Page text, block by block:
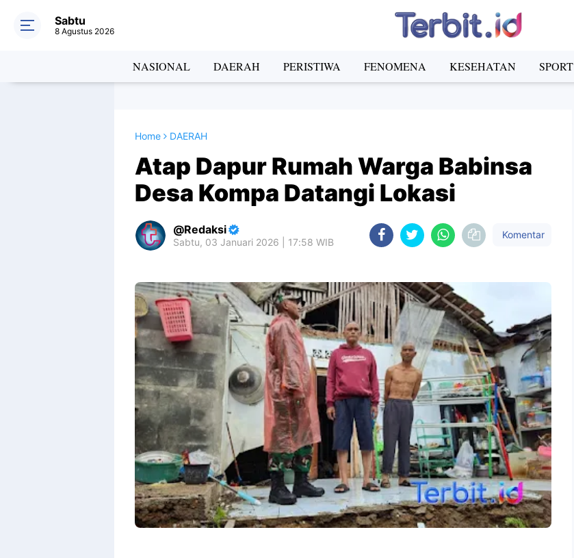
Sabtu
8 Agustus 2026
NASIONAL DAERAH PERISTIWA FENOMENA KESEHATAN SPORT
Home DAERAH
Atap Dapur Rumah Warga Babinsa
Desa Kompa Datangi Lokasi
Redaksi
Sabtu, 03 Januari 2026 | 17:58 WIB
Komentar